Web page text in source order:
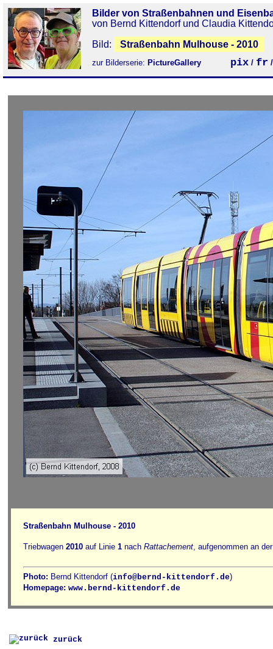
Bilder von Straßenbahnen und
von Bernd Kittendorf und Claudia
Bild:
Straßenbahn Mulhouse - 2010
zur Bilderserie: PictureGallery pix / fr
Straßenbahn Mulhouse - 2010
Triebwagen 2010 auf Linie 1 nach Rattachement, aufgenommen an
Photo: Bernd Kittendorf (info@bernd-kittendorf.de)
Homepage: www.bernd-kittendorf.de
zurück